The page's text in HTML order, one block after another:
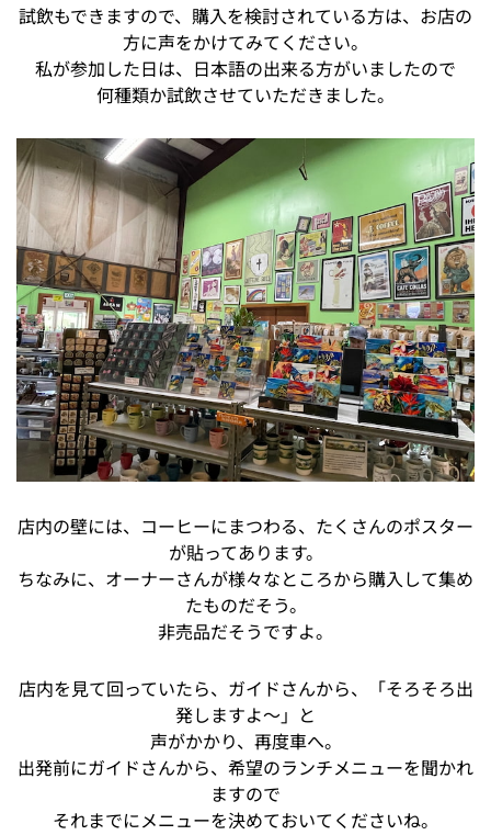
試飲もできますので、購入を検討されている方は、お店の
方に声をかけてみてください。
私が参加した日は、日本語の出来る方がいましたので
何種類か試飲させていただきました。
店内の壁には、コーヒーにまつわる、たくさんのポスター
が貼ってあります。
ちなみに、オーナーさんが様々なところから購入して集め
たものだそう。
非売品だそうですよ。
店内を見て回っていたら、ガイドさんから、「そろそろ出
発しますよ～」と
声がかかり、再度車へ。
出発前にガイドさんから、希望のランチメニューを聞かれ
ますので
それまでにメニューを決めておいてくださいね。